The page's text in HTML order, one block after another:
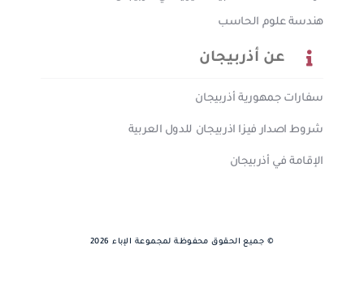
هندسة علوم الحاسب
عن أذربيجان
سفارات جمهورية أذربيجان
شروط اصدار فيزا اذربيجان للدول العربية
الإقامة في أذربيجان
© جميع الحقوق محفوظة لمجموعة الإباء 2026